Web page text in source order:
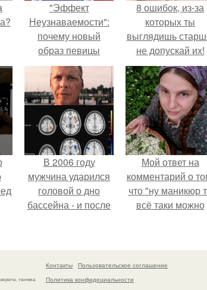
"Эффект
Неузнаваемости":
почему новый
образ певицы
вызвал споры о
гранях
возможного?
8 ошибок, из-за
которых ты
выглядишь
не допускай их!
В 2006 году
мужчина ударился
головой о дно
бассейна - и после
странным образом.
Мой ответ на
комментарий о
что "ну маникюр
всё таки можно
техника
Контакты
Пользовательское соглашение
Политика конфидециальности